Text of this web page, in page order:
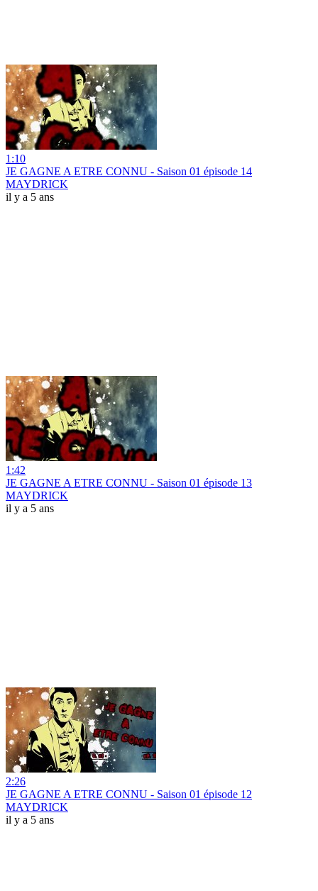
1:10
JE GAGNE A ETRE CONNU - Saison 01 épisode 14
MAYDRICK
il y a 5 ans
1:42
JE GAGNE A ETRE CONNU - Saison 01 épisode 13
MAYDRICK
il y a 5 ans
2:26
JE GAGNE A ETRE CONNU - Saison 01 épisode 12
MAYDRICK
il y a 5 ans